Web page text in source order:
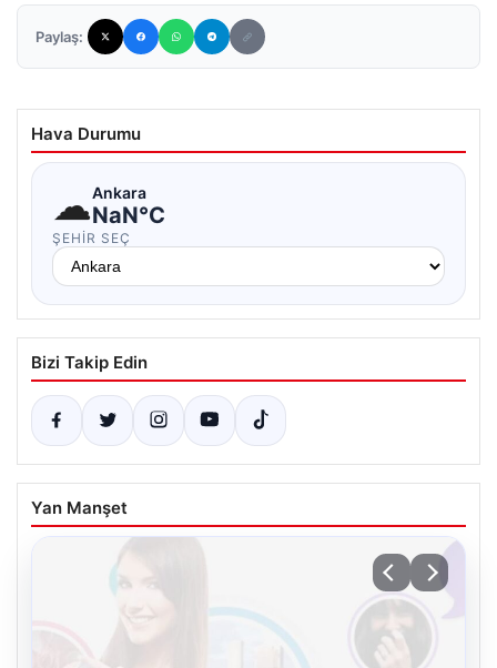
Paylaş:
Hava Durumu
☁Ankara
NaN°C
ŞEHIR SEÇ
Bizi Takip Edin
Yan Manşet